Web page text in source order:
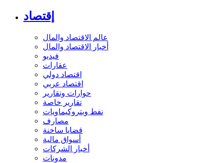
إقتصاد
عالم الاقتصاد والمال
أخبار الاقتصاد والمال
فيديو
عقارات
اقتصاد دولي
اقتصاد عربي
حوارات وتقارير
تقارير خاصة
نفط وبتروكيماويات
مصارف
قضايا ساخنة
أسواق مالية
أخبار الشركات
مدونات